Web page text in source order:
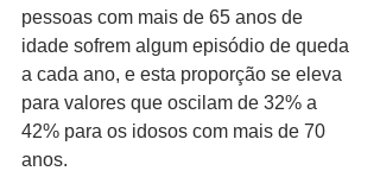
pessoas com mais de 65 anos de
idade sofrem algum episódio de queda
a cada ano, e esta proporção se eleva
para valores que oscilam de 32% a
42% para os idosos com mais de 70
anos.